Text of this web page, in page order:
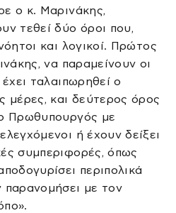
ο κ. Μαρινάκης,
τεθεί δύο όροι που,
και λογικοί. Πρώτος
να παραμείνουν οι
έχει ταλαιπωρηθεί ο
μέρες, και δεύτερος όρος
Πρωθυπουργός με
ή έχουν δείξει
συμπεριφορές, όπως
περιπολικά
παρανομήσει με τον